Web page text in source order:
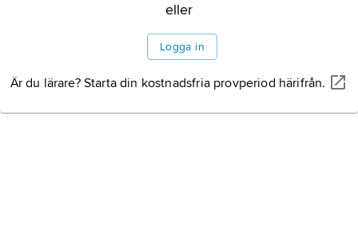
Information om artikeln
eller
Logga in
Är du lärare? Starta din kostnadsfria provperiod härifrån.